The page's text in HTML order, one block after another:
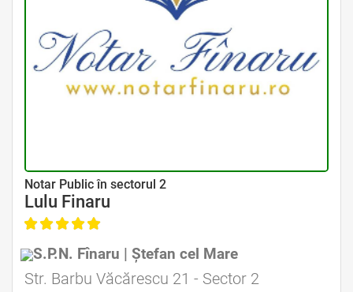
Avocat Specializat în Drept Civil • Avocat Specializat în Dreptul Familiei
Notar Public în sectorul 2
Lulu Finaru
S.P.N. Fînaru | Ștefan cel Mare
Avocat Specializat în Drept Civil • Avocat Specializat în Dreptul Familiei
Str. Barbu Văcărescu 21 - Sector 2